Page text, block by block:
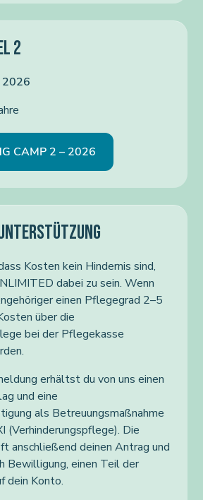
2
2026
CAMP 2 – 2026
Kosten kein Hindernis sind,
dabei zu sein. Wenn
einen Pflegegrad 2–5
über die
bei der Pflegekasse
erhältst du von uns einen
und eine
als Betreuungsmaßnahme
(Verhinderungspflege). Die
anschließend deinen Antrag und
Bewilligung, einen Teil der
dein Konto.